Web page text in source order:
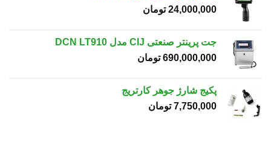
24,000,000 تومان
جت پرینتر صنعتی CIJ مدل DCN LT910
690,000,000 تومان
پکیج شارژ جوهر کارتریج
7,750,000 تومان